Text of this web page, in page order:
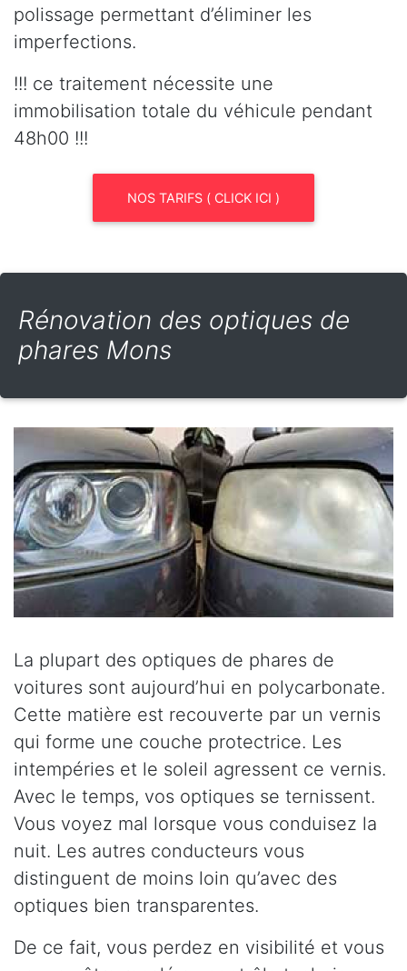
polissage permettant d’éliminer les
imperfections.
!!! ce traitement nécessite une
immobilisation totale du véhicule pendant
48h00 !!!
NOS TARIFS ( CLICK ICI )
Rénovation des optiques de
phares Mons
La plupart des optiques de phares de
voitures sont aujourd’hui en polycarbonate.
Cette matière est recouverte par un vernis
qui forme une couche protectrice. Les
intempéries et le soleil agressent ce vernis.
Avec le temps, vos optiques se ternissent.
Vous voyez mal lorsque vous conduisez la
nuit. Les autres conducteurs vous
distinguent de moins loin qu’avec des
optiques bien transparentes.
De ce fait, vous perdez en visibilité et vous